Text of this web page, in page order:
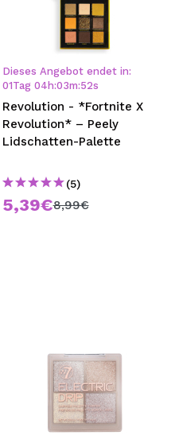
Dieses Angebot endet in:
01Tag 04 h:03m:51s
Revolution - *Fortnite X
Revolution* – Peely
Lidschatten-Palette
(5)
5,39€8,99€